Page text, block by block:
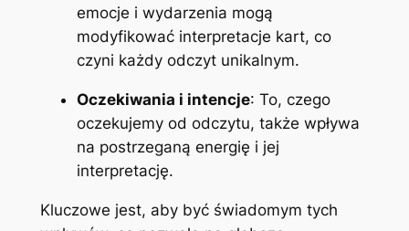
emocje i wydarzenia mogą
modyfikować interpretacje kart, co
czyni każdy odczyt unikalnym.
Oczekiwania i intencje: To, czego
oczekujemy od odczytu, także wpływa
na postrzeganą energię i jej
interpretację.
Kluczowe jest, aby być świadomym tych